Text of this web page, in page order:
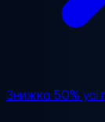
Знижка 50%